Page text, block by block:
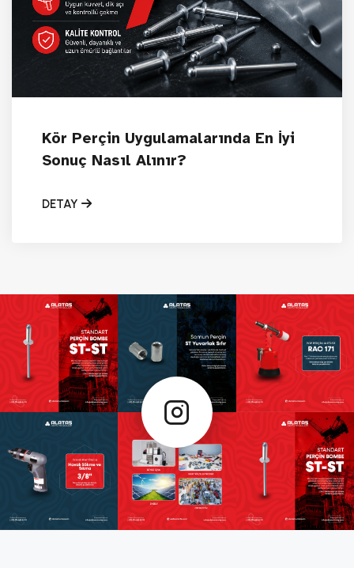
Kör Perçin Uygulamalarında En İyi
Sonuç Nasıl Alınır?
DETAY